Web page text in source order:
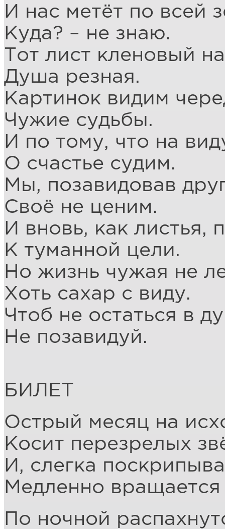
И нас метёт по всей
Куда? – не знаю.
Тот лист кленовый
Душа резная.
Картинок видим
Чужие судьбы.
И по тому, что на
О счастье судим.
Мы, позавидовав
Своё не ценим.
И вновь, как листья,
К туманной цели.
Но жизнь чужая не
Хоть сахар с виду.
Чтоб не остаться в
Не позавидуй.
БИЛЕТ
Острый месяц на
Косит перезрелых
И, слегка
Медленно вращается
По ночной